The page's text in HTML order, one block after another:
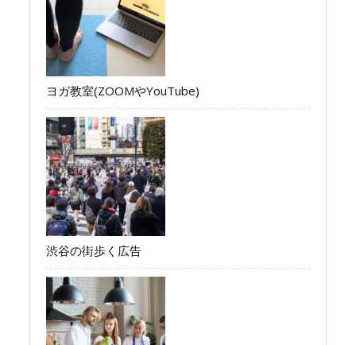
ヨガ教室(ZOOMやYouTube)
渋谷の街歩く広告